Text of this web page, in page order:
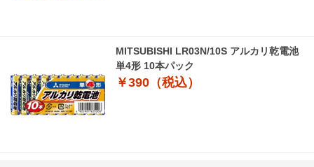
MITSUBISHI LR03N/10S アルカリ乾電池
単4形 10本パック
￥390（税込）